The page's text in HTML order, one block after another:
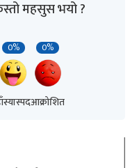
महसुस भयो ?
0% 0%
आक्रोशित